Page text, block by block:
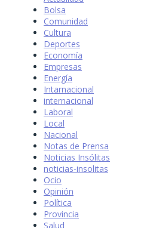
Bolsa
Comunidad
Cultura
Deportes
Economía
Empresas
Energía
Intarnacional
internacional
Laboral
Local
Nacional
Notas de Prensa
Noticias Insólitas
noticias-insolitas
Ocio
Opinión
Política
Provincia
Salud